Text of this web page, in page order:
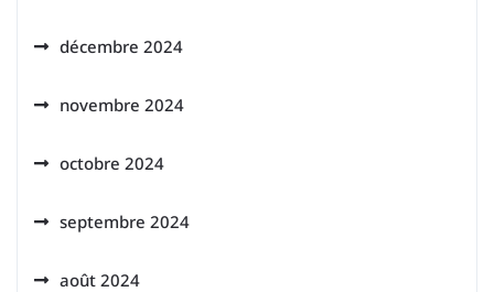
décembre 2024
novembre 2024
octobre 2024
septembre 2024
août 2024